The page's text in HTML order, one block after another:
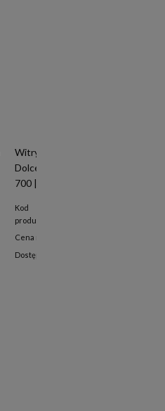
Witryna cukiernicza chłodnicza
Dolce Visione Breve Premium
700 | podświetlany cokół |
700x670x1110+/-10 mm
Kod
produktu:
Cena netto:
Dostępność: